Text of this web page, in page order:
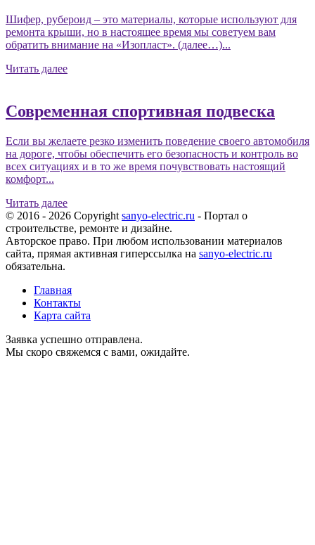
Шифер, рубероид – это материалы, которые используют для
ремонта крыши, но в настоящее время мы советуем вам
обратить внимание на «Изопласт». (далее…)...
Читать далее
Современная спортивная подвеска
Если вы желаете резко изменить поведение своего автомобиля
на дороге, чтобы обеспечить его безопасность и контроль во
всех ситуациях и в то же время почувствовать настоящий
комфорт...
Читать далее
© 2016 - 2026 Copyright sanyo-electric.ru - Портал о
строительстве, ремонте и дизайне.
Авторское право. При любом использовании материалов
сайта, прямая активная гиперссылка на sanyo-electric.ru
обязательна.
Главная
Контакты
Карта сайта
Заявка успешно отправлена.
Мы скоро свяжемся с вами, ожидайте.